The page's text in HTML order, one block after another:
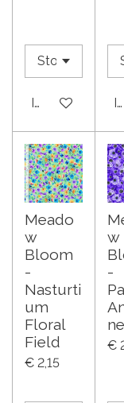
In winkelwagen
Meado
w
Bloom
-
Nasturti
um
Floral
Field
€ 2,15
w
-
€